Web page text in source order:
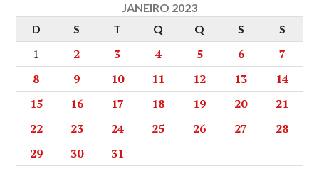
JANEIRO 2023
D
S T Q Q S S
1 2 3 4 5 6
7
8
9 10 11 12 13
14
15
16 17 18 19 20
21
22
23 24 25 26 27
28
29
30 31